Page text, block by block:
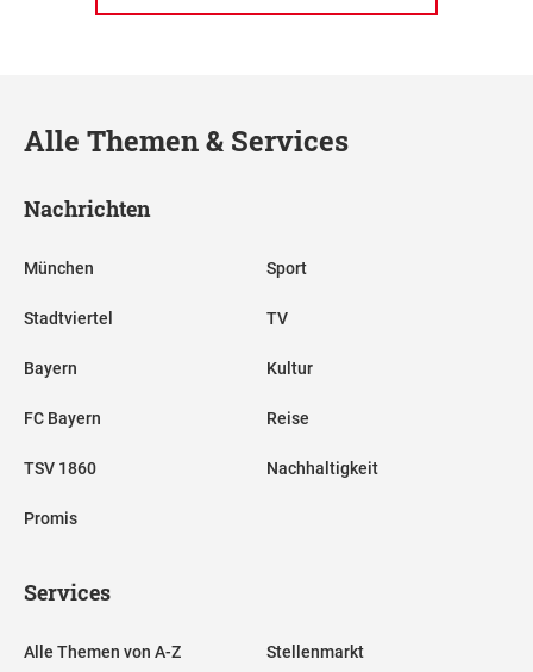
Alle Themen & Services
Nachrichten
München
Stadtviertel
Bayern
FC Bayern
TSV 1860
Promis
Sport
TV
Kultur
Reise
Nachhaltigkeit
Services
Alle Themen von A-Z Stellenmarkt